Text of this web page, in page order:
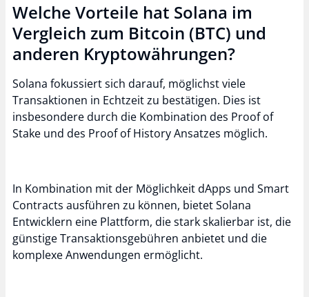
Welche Vorteile hat Solana im
Vergleich zum Bitcoin (BTC) und
anderen Kryptowährungen?
Solana fokussiert sich darauf, möglichst viele
Transaktionen in Echtzeit zu bestätigen. Dies ist
insbesondere durch die Kombination des Proof of
Stake und des Proof of History Ansatzes möglich.
In Kombination mit der Möglichkeit dApps und Smart
Contracts ausführen zu können, bietet Solana
Entwicklern eine Plattform, die stark skalierbar ist, die
günstige Transaktionsgebühren anbietet und die
komplexe Anwendungen ermöglicht.